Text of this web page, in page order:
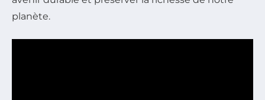
planète.